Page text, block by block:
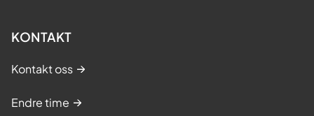
KONTAKT
Kontakt oss
Endre time